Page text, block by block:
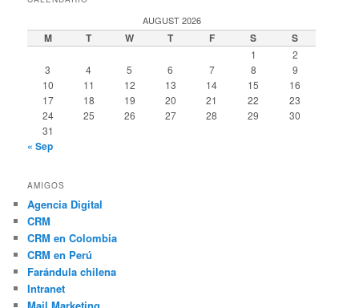
AUGUST 2026
M T W T F S S
1
2
3
4 5 6 7 8
9
10
11 12 13 14 15
16
17
18 19 20 21 22
23
24
25 26 27 28 29
30
31
« Sep
AMIGOS
Agencia Digital
CRM
CRM en Colombia
CRM en Perú
Farándula chilena
Intranet